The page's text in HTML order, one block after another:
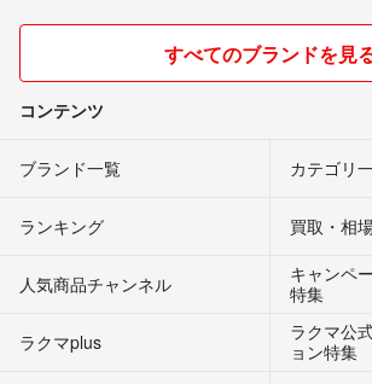
すべてのブランドを見
コンテンツ
ブランド一覧 カテゴリ
ランキング 買取・相
人気商品チャンネル
キャンペ
特集
ラクマplus
ラクマ公
ョン特集